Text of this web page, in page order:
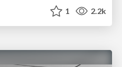
1 2.2k